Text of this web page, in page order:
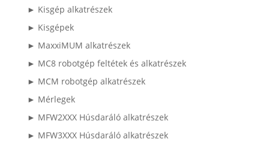
► Kisgép alkatrészek
► Kisgépek
► MaxxiMUM alkatrészek
► MC8 robotgép feltétek és alkatrészek
► MCM robotgép alkatrészek
► Mérlegek
► MFW2XXX Húsdaráló alkatrészek
► MFW3XXX Húsdaráló alkatrészek